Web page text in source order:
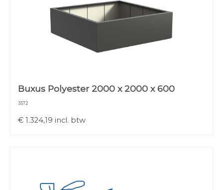
Buxus Polyester 2000 x 2000 x 600
3572
€ 1.324,19 incl. btw